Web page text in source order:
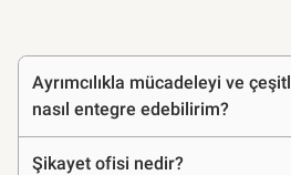
Sıkça
sorulan
sorular
Ayrımcılıkla mücadeleyi ve
nasıl entegre edebilirim?
Şikayet ofisi nedir?